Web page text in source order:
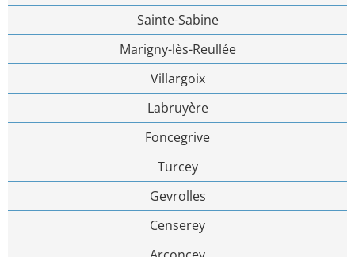
Sainte-Sabine
Marigny-lès-Reullée
Villargoix
Labruyère
Foncegrive
Turcey
Gevrolles
Censerey